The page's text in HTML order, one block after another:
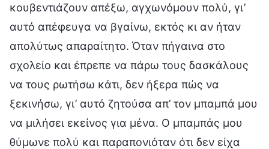
κουβεντιάζουν απέξω, αγχωνόμουν πολύ, γι’
αυτό απέφευγα να βγαίνω, εκτός κι αν ήταν
απολύτως απαραίτητο. Όταν πήγαινα στο
σχολείο και έπρεπε να πάρω τους δασκάλους
να τους ρωτήσω κάτι, δεν ήξερα πώς να
ξεκινήσω, γι’ αυτό ζητούσα απ’ τον μπαμπά μου
να μιλήσει εκείνος για μένα. Ο μπαμπάς μου
θύμωνε πολύ και παραπονιόταν ότι δεν είχα